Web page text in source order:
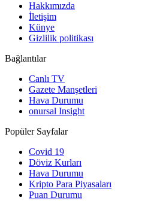
Hakkımızda
İletişim
Künye
Gizlilik politikası
Bağlantılar
Canlı TV
Gazete Manşetleri
Hava Durumu
onursal Insight
Popüler Sayfalar
Covid 19
Döviz Kurları
Hava Durumu
Kripto Para Piyasaları
Puan Durumu